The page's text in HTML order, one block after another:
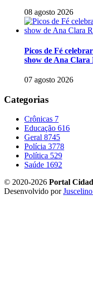
08 agosto 2026
Picos de Fé
show de Ana Clara
07 agosto 2026
Categorias
Crônicas 7
Educação 616
Geral 8745
Polícia 3778
Política 529
Saúde 1692
© 2020-2026 Portal
Desenvolvido por